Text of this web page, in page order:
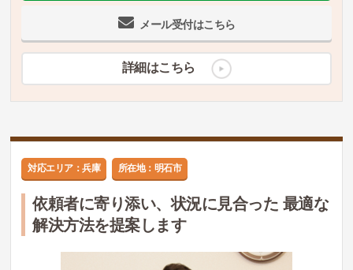
メール受付はこちら
詳細はこちら
対応エリア：兵庫 所在地：明石市
依頼者に寄り添い、状況に見合った 最適な
解決方法を提案します